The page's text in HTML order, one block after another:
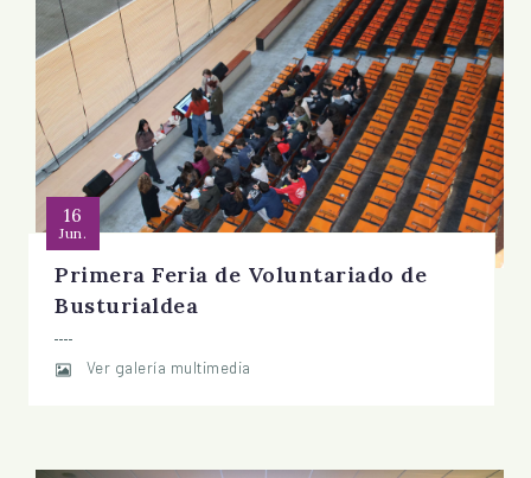
16
Jun.
Primera Feria de Voluntariado de
Busturialdea
Ver galería multimedia